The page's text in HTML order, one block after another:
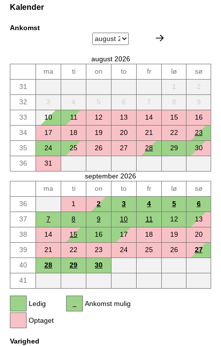
Kalender
Ankomst
august 2026
ma
ti on to fr lø
sø
31
1
2
32
3 4 5 6 7 8
9
33
10 11 12 13 14 15
16
34
17 18 19 20 21 22
23
35
24 25 26 27 28 29
30
36
31
september 2026
ma
ti on to fr lø
sø
36
1 2 3 4 5
6
37
7 8 9 10 11 12
13
38
14 15 16 17 18 19
20
39
21 22 23 24 25 26
27
40
28 29
30
41
Ledig
Optaget
Ankomst mulig
Varighed